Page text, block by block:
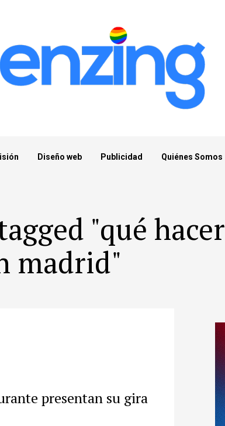
Diseño web Publicidad Quiénes Somos
"qué hacer
madrid"
presentan su gira